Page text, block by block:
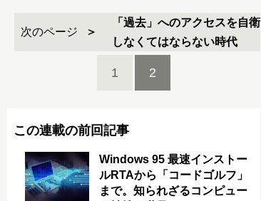
次のページ
「過去」へのアクセスを自衛
しなくてはならない時代
1 2
この連載の前回記事
Windows 95 最速インストー
ルRTAから「コードゴルフ」
まで。知られざるコンピュー